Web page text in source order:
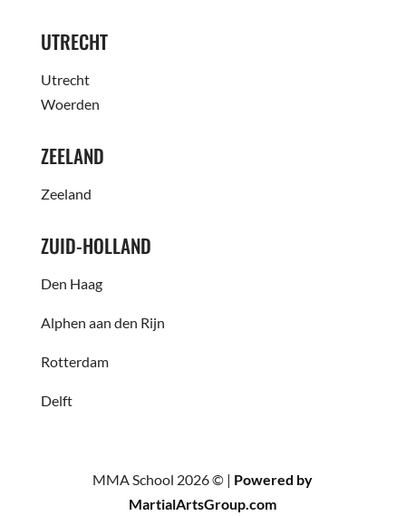
UTRECHT
Utrecht
Woerden
ZEELAND
Zeeland
ZUID-HOLLAND
Den Haag
Alphen aan den Rijn
Rotterdam
Delft
MMA School 2026 © | Powered by
MartialArtsGroup.com